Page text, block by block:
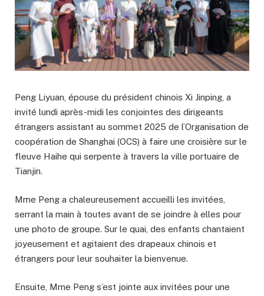
Peng Liyuan, épouse du président chinois Xi Jinping, a
invité lundi après-midi les conjointes des dirigeants
étrangers assistant au sommet 2025 de l’Organisation de
coopération de Shanghai (OCS) à faire une croisière sur le
fleuve Haihe qui serpente à travers la ville portuaire de
Tianjin.
Mme Peng a chaleureusement accueilli les invitées,
serrant la main à toutes avant de se joindre à elles pour
une photo de groupe. Sur le quai, des enfants chantaient
joyeusement et agitaient des drapeaux chinois et
étrangers pour leur souhaiter la bienvenue.
Ensuite, Mme Peng s’est jointe aux invitées pour une